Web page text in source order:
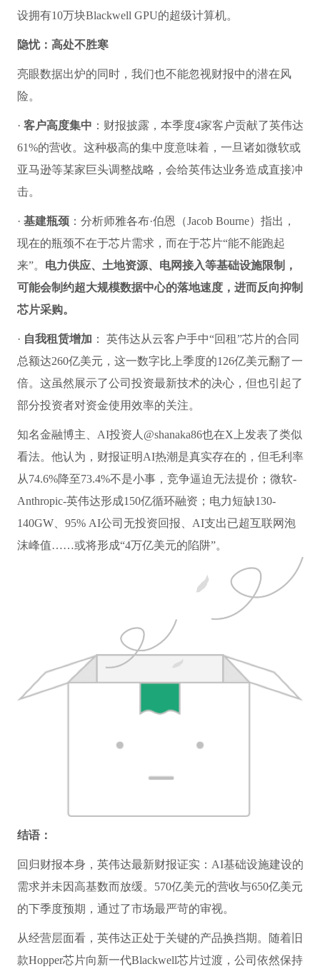
设拥有10万块Blackwell GPU的超级计算机。
隐忧：高处不胜寒
亮眼数据出炉的同时，我们也不能忽视财报中的潜在风
险。
· 客户高度集中 ：财报披露，本季度4家客户贡献了英伟达
61%的营收。这种极高的集中度意味着，一旦诸如微软或
亚马逊等某家巨头调整战略，会给英伟达业务造成直接冲
击。
· 基建瓶颈：分析师雅各布·伯恩（Jacob Bourne）指出，
现在的瓶颈不在于芯片需求，而在于芯片“能不能跑起
来”。 电力供应、土地资源、电网接入等基础设施限制，
可能会制约超大规模数据中心的落地速度，进而反向抑制
芯片采购。
· 自我租赁增加 ： 英伟达从云客户手中“回租”芯片的合同
总额达260亿美元，这一数字比上季度的126亿美元翻了一
倍。这虽然展示了公司投资最新技术的决心，但也引起了
部分投资者对资金使用效率的关注。
知名金融博主、AI投资人@shanaka86也在X上发表了类似
看法。他认为，财报证明AI热潮是真实存在的，但毛利率
从74.6%降至73.4%不是小事，竞争逼迫无法提价；微软-
Anthropic-英伟达形成150亿循环融资；电力短缺130-
140GW、95% AI公司无投资回报、AI支出已超互联网泡
沫峰值……或将形成“4万亿美元的陷阱”。
结语：
回归财报本身，英伟达最新财报证实：AI基础设施建设的
需求并未因高基数而放缓。570亿美元的营收与650亿美元
的下季度预期，通过了市场最严苛的审视。
从经营层面看，英伟达正处于关键的产品换挡期。随着旧
款Hopper芯片向新一代Blackwell芯片过渡，公司依然保持